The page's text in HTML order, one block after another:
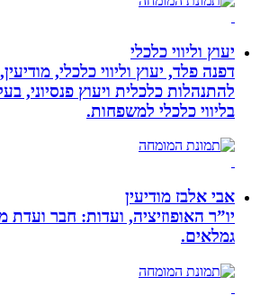
יעוץ וליווי כלכלי
דפנה פלד, יעוץ וליווי כלכלי, מודיעין,
בליווי כלכלי למשפחות.
אבי אלבז מודיעין
יו”ר האופוזיציה, ועדות: חבר ועדת
גמלאים.